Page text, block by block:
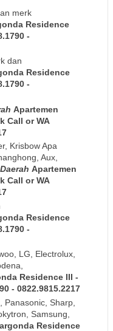
merk
Residence
-
dan
Residence
-
Apartemen
Call or WA
Krisbow Apa
Aux,
Daerah Apartemen
Call or WA
Residence
-
LG, Electrolux,
Residence III -
- 0822.9815.2217
Panasonic, Sharp,
Samsung,
Residence